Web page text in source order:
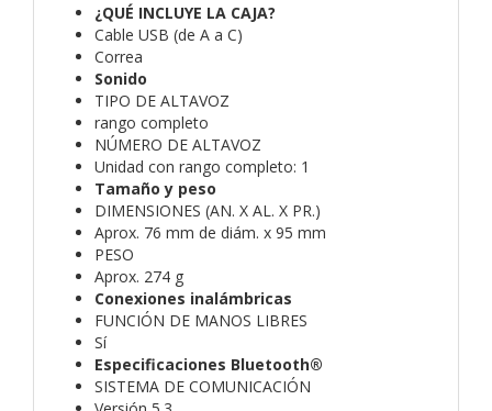
¿QUÉ INCLUYE LA CAJA?
Cable USB (de A a C)
Correa
Sonido
TIPO DE ALTAVOZ
rango completo
NÚMERO DE ALTAVOZ
Unidad con rango completo: 1
Tamaño y peso
DIMENSIONES (AN. X AL. X PR.)
Aprox. 76 mm de diám. x 95 mm
PESO
Aprox. 274 g
Conexiones inalámbricas
FUNCIÓN DE MANOS LIBRES
Sí
Especificaciones Bluetooth®
SISTEMA DE COMUNICACIÓN